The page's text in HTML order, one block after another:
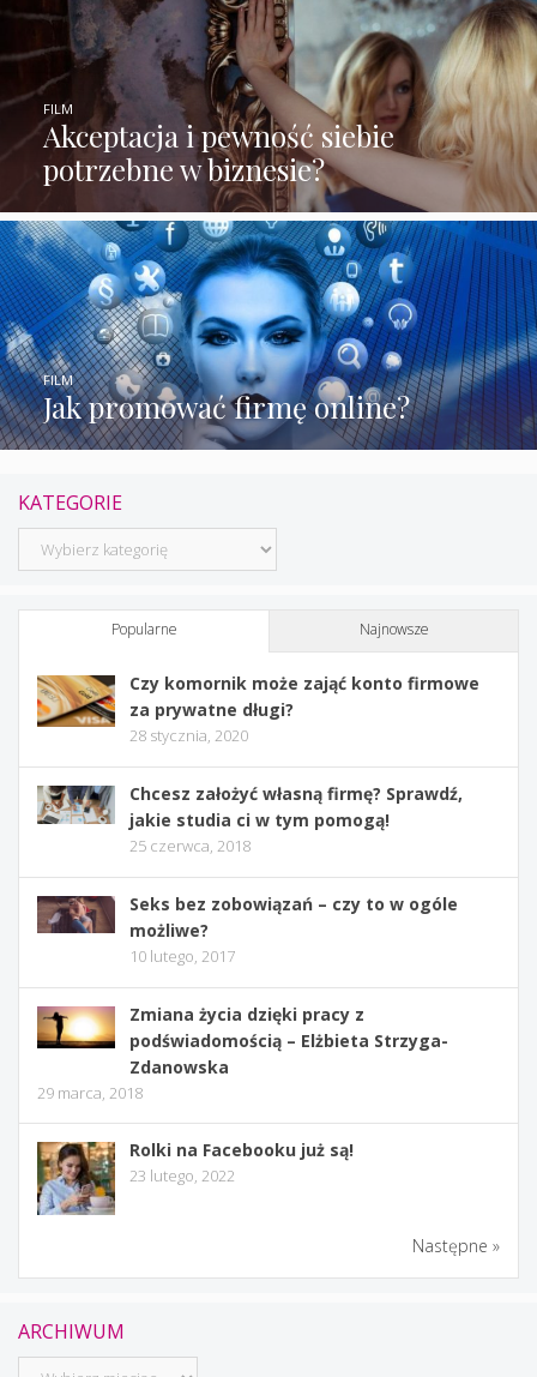
Akceptacja i pewność siebie
potrzebne w biznesie?
FILM
Jak promować firmę online?
FILM
KATEGORIE
Kategorie
Popularne Najnowsze
Czy komornik może zająć konto firmowe
za prywatne długi?
28 stycznia, 2020
Chcesz założyć własną firmę? Sprawdź,
jakie studia ci w tym pomogą!
25 czerwca, 2018
Seks bez zobowiązań – czy to w ogóle
możliwe?
10 lutego, 2017
Zmiana życia dzięki pracy z
podświadomością – Elżbieta Strzyga-
Zdanowska
29 marca, 2018
Rolki na Facebooku już są!
23 lutego, 2022
Następne »
ARCHIWUM
Archiwum